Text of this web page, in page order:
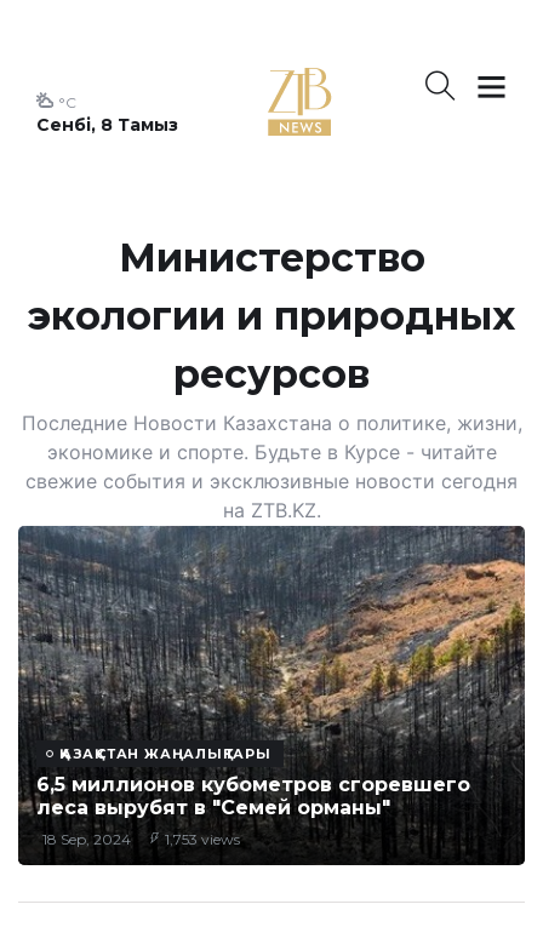
Сенбі, 8 Тамыз
°C
Министерство
экологии и природных
ресурсов
Последние Новости Казахстана о политике, жизни,
экономике и спорте. Будьте в Курсе - читайте
свежие события и эксклюзивные новости сегодня
на ZTB.KZ.
ҚАЗАҚСТАН ЖАҢАЛЫҚТАРЫ
6,5 миллионов кубометров сгоревшего
леса вырубят в "Семей орманы"
18 Sep, 2024 1,753 views